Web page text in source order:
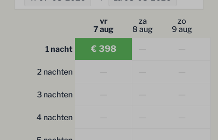
vr
7 aug
za
8 aug
zo
9 aug
1 nacht € 398
2 nachten
3 nachten
4 nachten